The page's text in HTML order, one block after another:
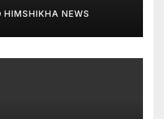
HIMSHIKHA NEWS